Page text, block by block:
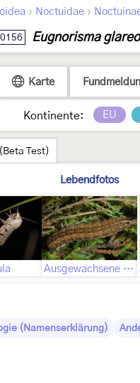
› Noctuidae ›
Eugnorisma
Karte
Kontinente: EU
Test)
Lebendfotos
Ausgewachsene Raupe
(Namenserklärung)